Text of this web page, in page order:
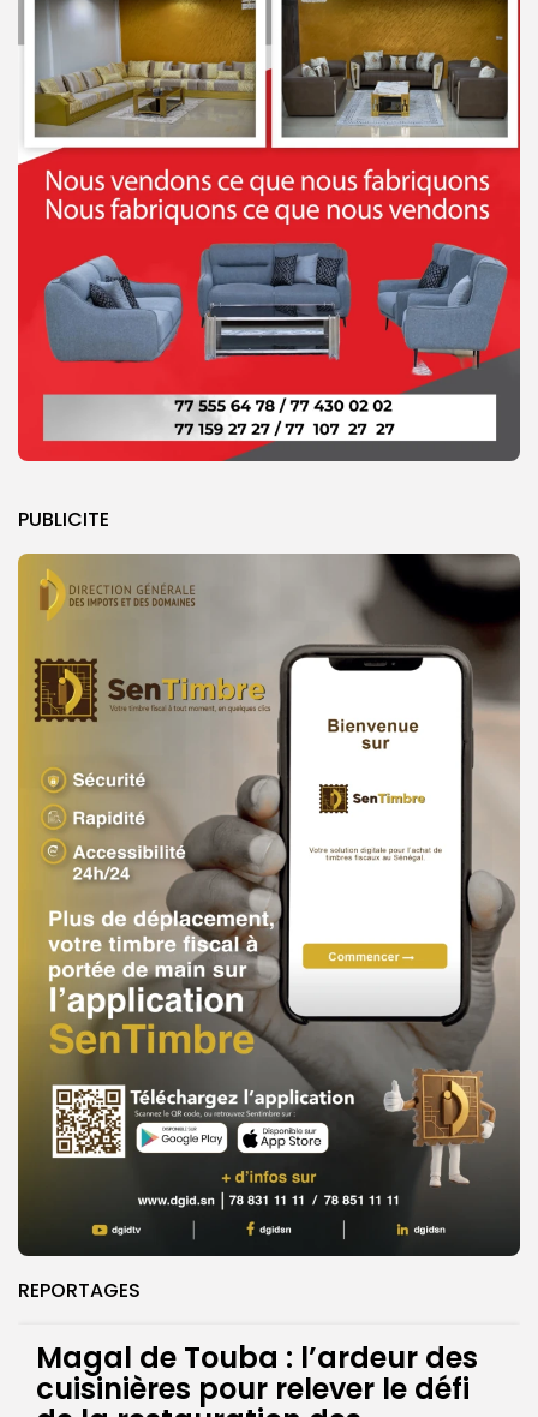
PUBLICITE
REPORTAGES
Magal de Touba : l’ardeur des
cuisinières pour relever le défi